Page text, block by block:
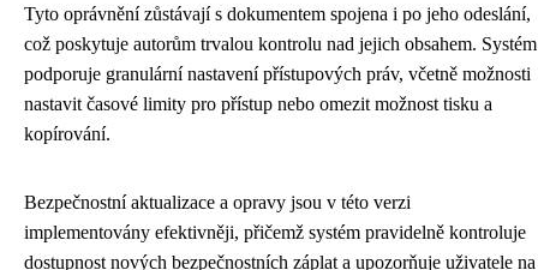
Tyto oprávnění zůstávají s dokumentem spojena i po jeho odeslání,
což poskytuje autorům trvalou kontrolu nad jejich obsahem. Systém
podporuje granulární nastavení přístupových práv, včetně možnosti
nastavit časové limity pro přístup nebo omezit možnost tisku a
kopírování.
Bezpečnostní aktualizace a opravy jsou v této verzi
implementovány efektivněji, přičemž systém pravidelně kontroluje
dostupnost nových bezpečnostních záplat a upozorňuje uživatele na